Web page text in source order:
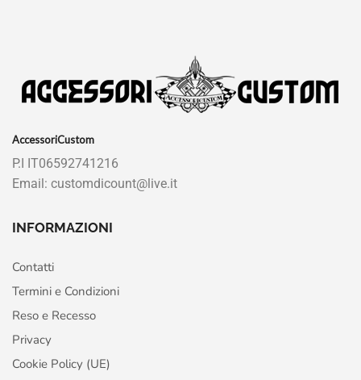
AccessoriCustom
P.I IT06592741216
Email: customdicount@live.it
INFORMAZIONI
Contatti
Termini e Condizioni
Reso e Recesso
Privacy
Cookie Policy (UE)